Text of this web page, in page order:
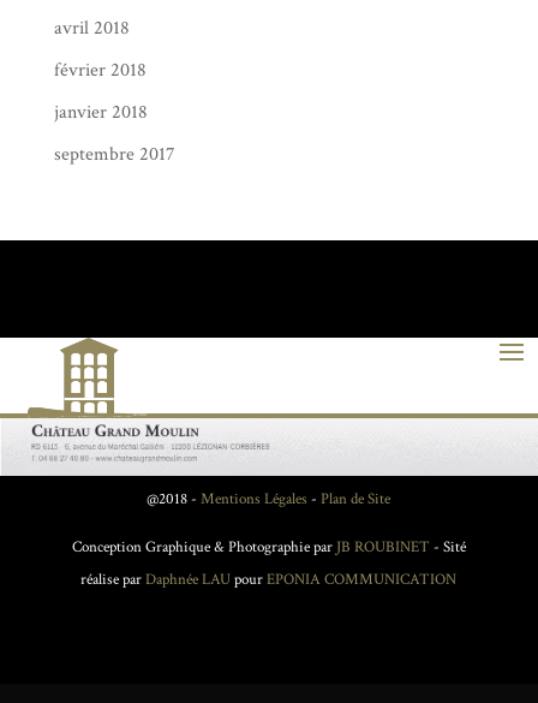
avril 2018
février 2018
janvier 2018
septembre 2017
@2018 - Mentions Légales - Plan de Site
Conception Graphique & Photographie par JB ROUBINET - Sité
réalise parDaphnée LAUpourEPONIA COMMUNICATION